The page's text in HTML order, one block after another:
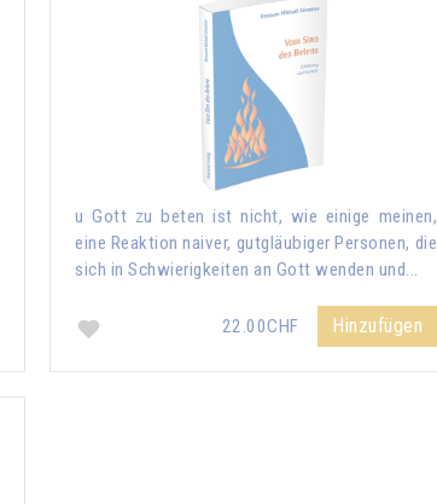
u Gott zu beten ist nicht, wie einige meinen,
eine Reaktion naiver, gutgläubiger Personen, die
sich in Schwierigkeiten an Gott wenden und...
22.00CHF Hinzufügen